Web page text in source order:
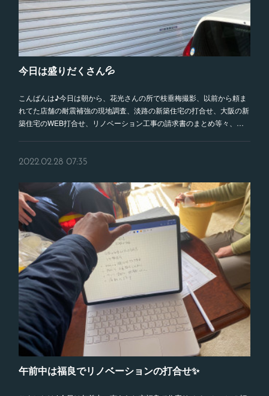
今日は盛りだくさん💦
こんばんは♪今日は朝から、花光さんの所で枝垂梅撮影、以前から頼ま
れてた店舗の耐震補強の現地調査、淡路の新築住宅の打合せ、大阪の新
築住宅のWEB打合せ、リノベーション工事の請求書のまとめ等々、…
2022.02.28 07:35
午前中は福良でリノベーションの打合せ✨